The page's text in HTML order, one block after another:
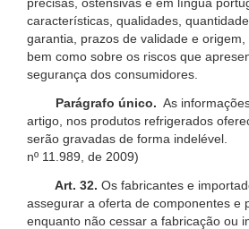
características, qualidades,
garantia, prazos de validade e origem,
bem como sobre os riscos que
segurança dos consumidores.
Parágrafo único. As
artigo, nos produtos refrigerados
serão gravadas de forma
nº 11.989, de 2009)
Art. 32. Os fabricantes e
assegurar a oferta de componentes e
enquanto não cessar a fabricação ou